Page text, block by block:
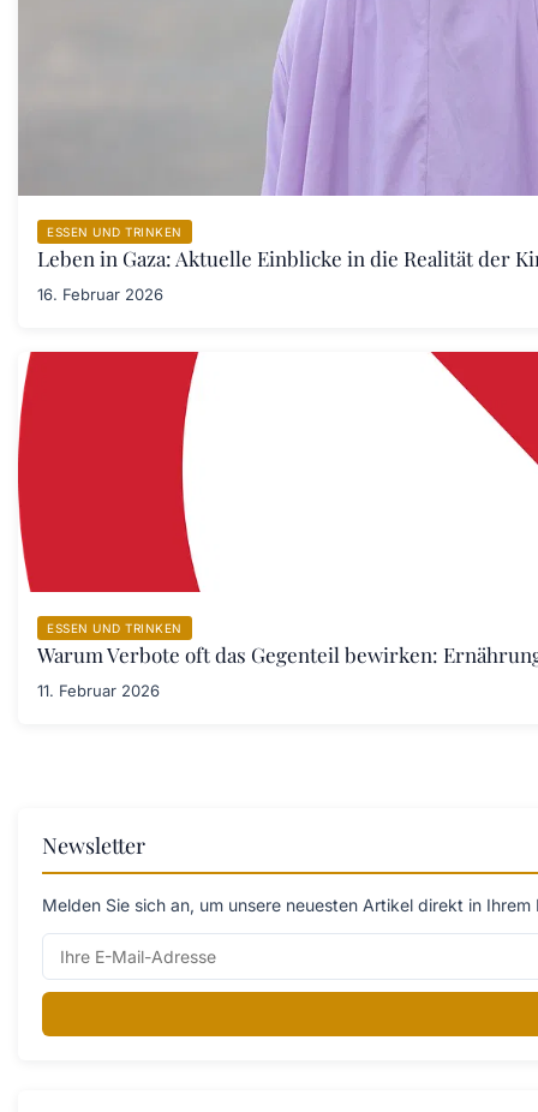
ESSEN UND TRINKEN
Leben in Gaza: Aktuelle Einblicke in die Realität der
16. Februar 2026
ESSEN UND TRINKEN
Warum Verbote oft das Gegenteil bewirken:
11. Februar 2026
Newsletter
Melden Sie sich an, um unsere neuesten Artikel direkt in